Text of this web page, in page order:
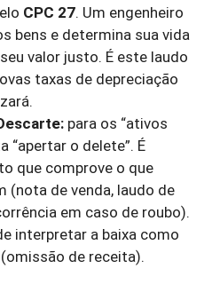
CPC 27. Um engenheiro
bens e determina sua vida
valor justo. É este laudo
taxas de depreciação
para os “ativos
“apertar o delete”. É
que comprove o que
(nota de venda, laudo de
em caso de roubo).
interpretar a baixa como
de receita).